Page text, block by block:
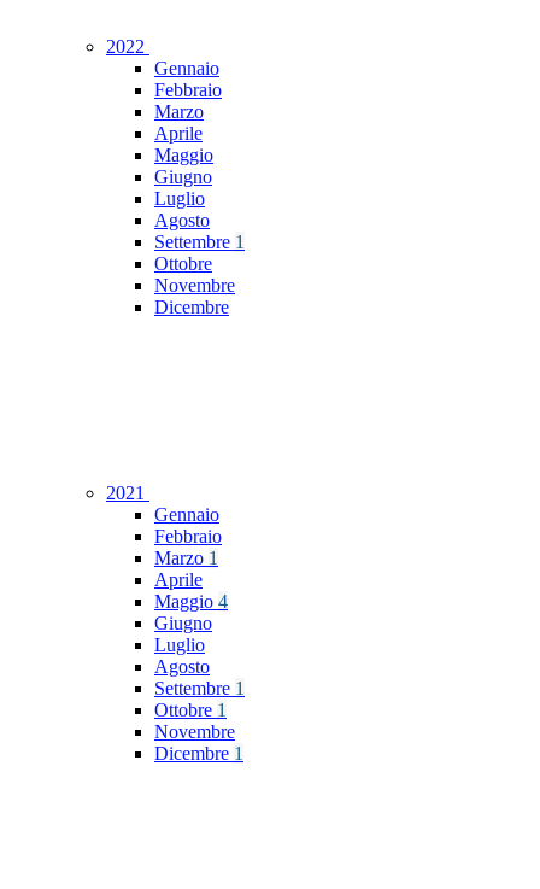
2022
Gennaio
Febbraio
Marzo
Aprile
Maggio
Giugno
Luglio
Agosto
Settembre 1
Ottobre
Novembre
Dicembre
2021
Gennaio
Febbraio
Marzo 1
Aprile
Maggio 4
Giugno
Luglio
Agosto
Settembre 1
Ottobre 1
Novembre
Dicembre 1